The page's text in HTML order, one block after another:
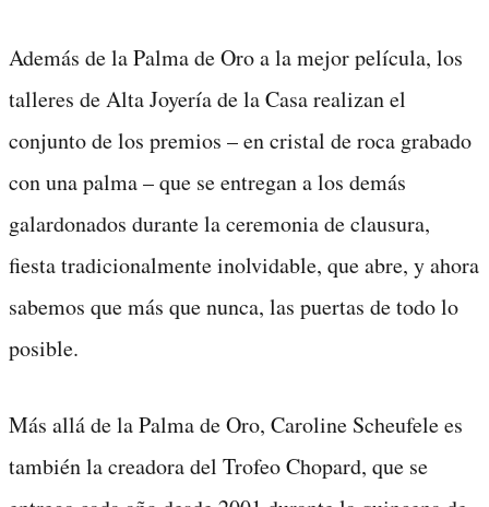
Además de la Palma de Oro a la mejor película, los
talleres de Alta Joyería de la Casa realizan el
conjunto de los premios – en cristal de roca grabado
con una palma – que se entregan a los demás
galardonados durante la ceremonia de clausura,
fiesta tradicionalmente inolvidable, que abre, y ahora
sabemos que más que nunca, las puertas de todo lo
posible.
Más allá de la Palma de Oro, Caroline Scheufele es
también la creadora del Trofeo Chopard, que se